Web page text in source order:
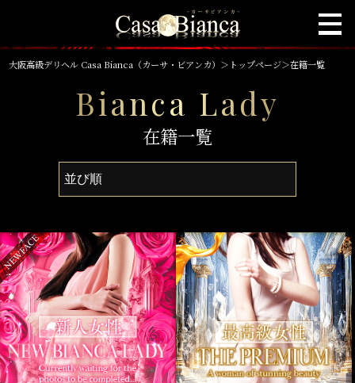
大阪高級デリヘル Casa Bianca（カーサ・ビアンカ） ＞ トップページ＞在籍一覧
Bianca Lady
在籍一覧